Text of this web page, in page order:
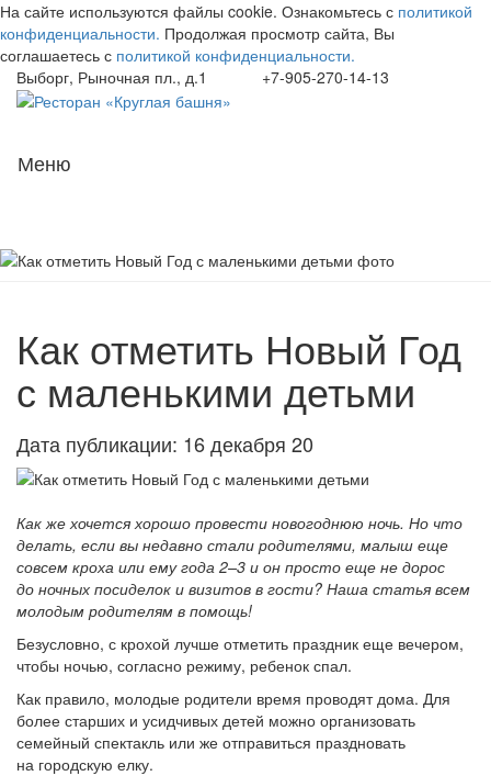
На сайте используются файлы cookie. Ознакомьтесь с политикой
конфиденциальности. Продолжая просмотр сайта, Вы
соглашаетесь с политикой конфиденциальности.
Выборг, Рыночная пл., д.1
+7-905-270-14-13
Меню
Как отметить Новый Год
с маленькими детьми
Дата публикации: 16 декабря 20
Как же хочется хорошо провести новогоднюю ночь. Но что
делать, если вы недавно стали родителями, малыш еще
совсем кроха или ему года 2–3 и он просто еще не дорос
до ночных посиделок и визитов в гости? Наша статья всем
молодым родителям в помощь!
Безусловно, с крохой лучше отметить праздник еще вечером,
чтобы ночью, согласно режиму, ребенок спал.
Как правило, молодые родители время проводят дома. Для
более старших и усидчивых детей можно организовать
семейный спектакль или же отправиться праздновать
на городскую елку.